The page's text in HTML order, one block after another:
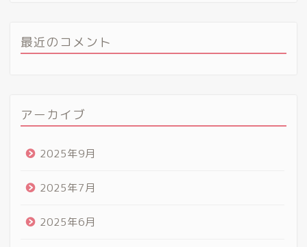
最近のコメント
アーカイブ
2025年9月
2025年7月
2025年6月